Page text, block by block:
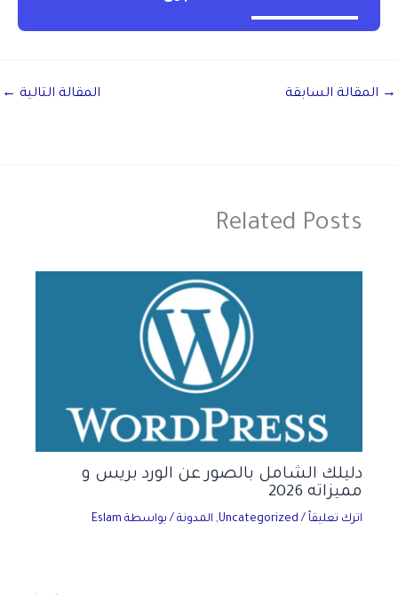
→ المقالة السابقة المقالة التالية ←
Related Posts
دليلك الشامل بالصور عن الورد بريس و
مميزاته 2026
اترك تعليقاً /
Uncategorized
, المدونة / بواسطة Eslam